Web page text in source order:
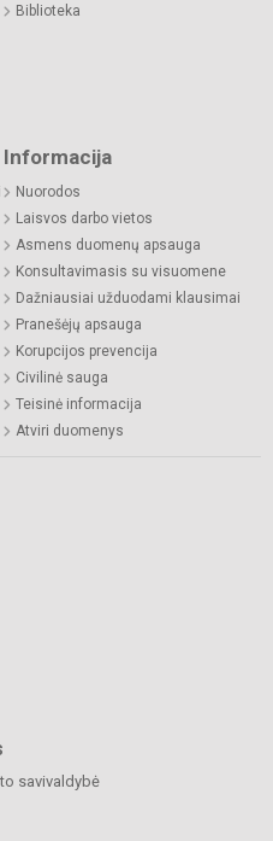
Biblioteka
Informacija
Nuorodos
Laisvos darbo vietos
Asmens duomenų apsauga
Konsultavimasis su visuomene
Dažniausiai užduodami klausimai
Pranešėjų apsauga
Korupcijos prevencija
Civilinė sauga
Teisinė informacija
Atviri duomenys
savivaldybė